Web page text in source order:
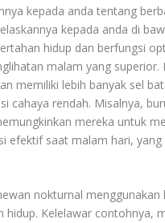
kepada anda tentang
kepada anda di
hidup dan berfungsi
malam yang
memiliki lebih banyak sel
cahaya rendah. Misalnya,
mereka untuk
efektif saat malam hari,
nokturnal
Kelelawar contohnya,